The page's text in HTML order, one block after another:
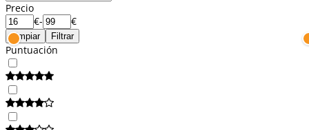
Precio
€- €
Limpiar Filtrar
Puntuación